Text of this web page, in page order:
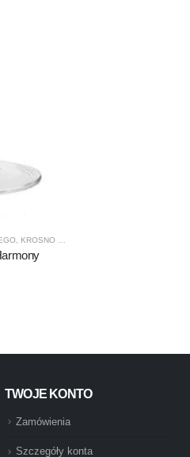
, KROSNO GLASS
TWOJE KONTO
Zamówienia
Szczegóły konta